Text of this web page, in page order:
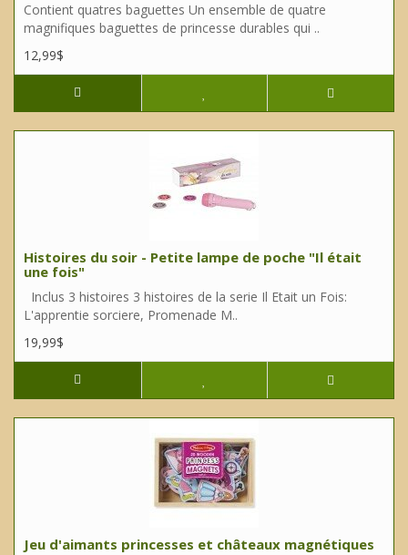
Contient quatres baguettes Un ensemble de quatre
magnifiques baguettes de princesse durables qui ..
12,99$
Histoires du soir - Petite lampe de poche "Il était
une fois"
Inclus 3 histoires 3 histoires de la serie Il Etait un Fois:
L'apprentie sorciere, Promenade M..
19,99$
Jeu d'aimants princesses et châteaux magnétiques